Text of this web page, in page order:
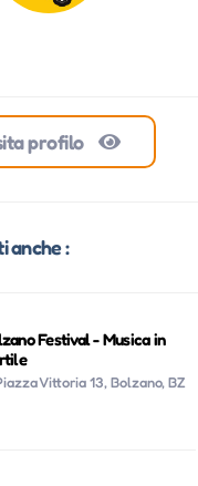
profilo
anche :
Festival - Musica in
Vittoria 13, Bolzano, BZ